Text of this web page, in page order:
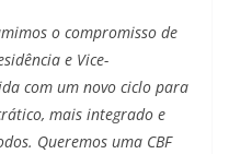
o compromisso de
e Vice-
com um novo ciclo para
mais integrado e
Queremos uma CBF